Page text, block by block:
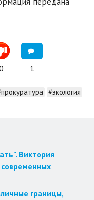
передана
0 1
#экология
Виктория
границы,